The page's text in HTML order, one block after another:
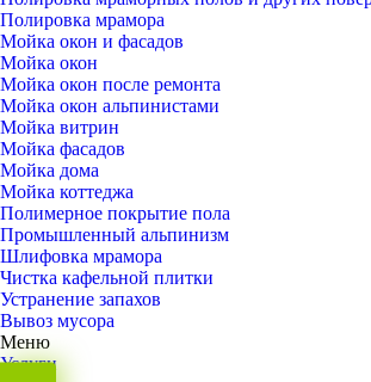
Полировка мрамора
Мойка окон и фасадов
Мойка окон
Мойка окон после ремонта
Мойка окон альпинистами
Мойка витрин
Мойка фасадов
Мойка дома
Мойка коттеджа
Полимерное покрытие пола
Промышленный альпинизм
Шлифовка мрамора
Чистка кафельной плитки
Устранение запахов
Вывоз мусора
Меню
Услуги